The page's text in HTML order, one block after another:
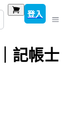
登入
記帳士